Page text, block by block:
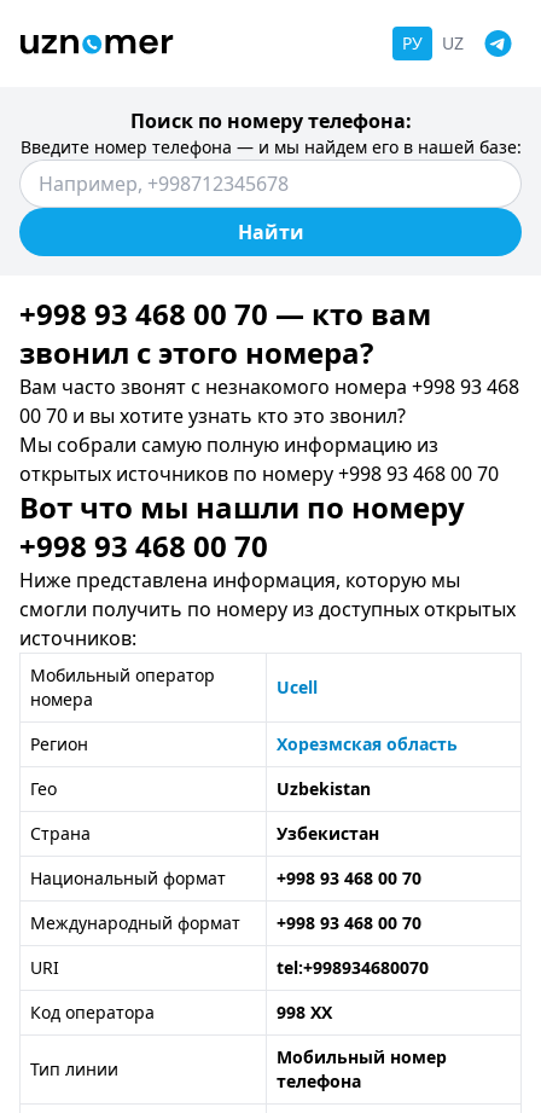
РУ UZ
Поиск по номеру телефона:
Введите номер телефона — и мы найдем его в нашей базе:
Найти
+998 93 468 00 70 — кто вам
звонил c этого номера?
Вам часто звонят с незнакомого номера +998 93 468
00 70 и вы хотите узнать кто это звонил?
Мы собрали самую полную информацию из
открытых источников по номеру +998 93 468 00 70
Вот что мы нашли по номеру
+998 93 468 00 70
Ниже представлена информация, которую мы
смогли получить по номеру из доступных открытых
источников:
Мобильный оператор
номера
Ucell
Регион
Хорезмская область
Гео
Uzbekistan
Страна
Узбекистан
Национальный формат
+998 93 468 00 70
Международный формат
+998 93 468 00 70
URI
tel:+998934680070
Код оператора
998 XX
Тип линии
Мобильный номер
телефона